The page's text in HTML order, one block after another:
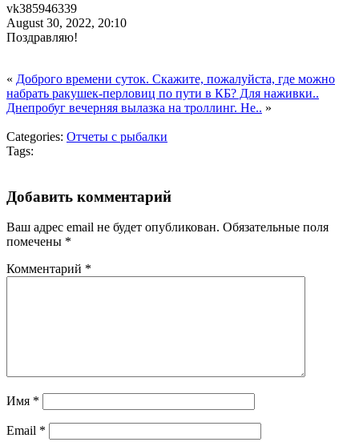
vk385946339
August 30, 2022, 20:10
Поздравляю!
« Доброго времени суток. Скажите, пожалуйста, где можно
набрать ракушек-перловиц по пути в КБ? Для наживки..
Днепробуг вечерняя вылазка на троллинг. Не.. »
Categories: Отчеты с рыбалки
Tags:
Добавить комментарий
Ваш адрес email не будет опубликован. Обязательные поля
помечены *
Комментарий *
Имя *
Email *